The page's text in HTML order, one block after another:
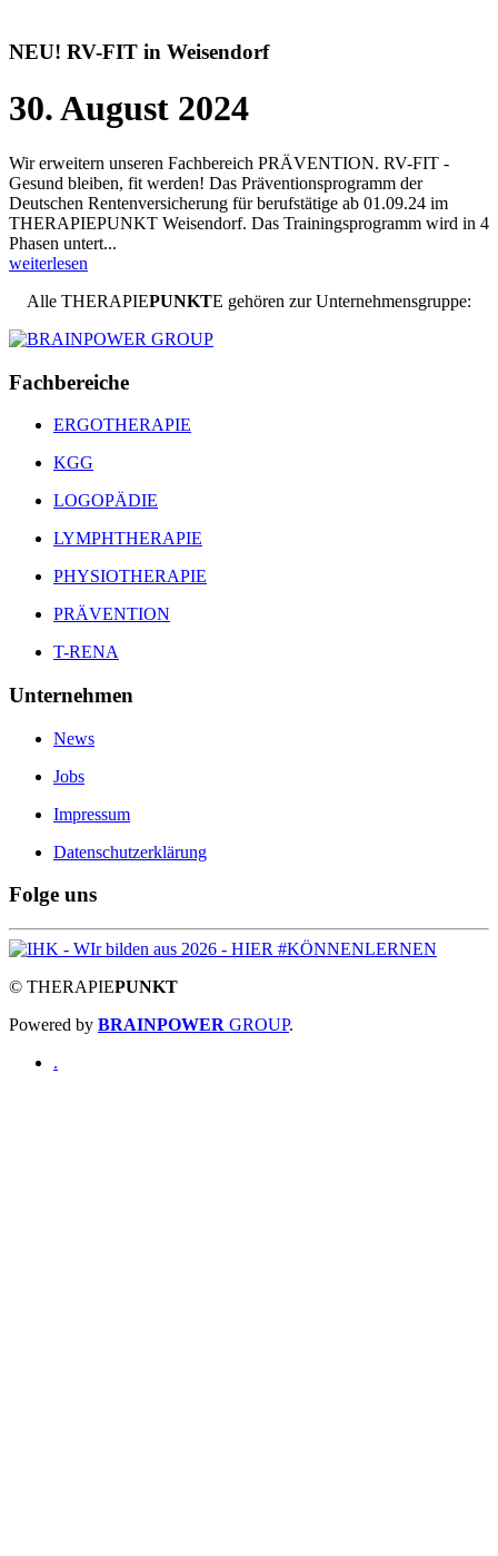
NEU! RV-FIT in Weisendorf
30. August 2024
Wir erweitern unseren Fachbereich PRÄVENTION. RV-FIT -
Gesund bleiben, fit werden! Das Präventionsprogramm der
Deutschen Rentenversicherung für berufstätige ab 01.09.24 im
THERAPIEPUNKT Weisendorf. Das Trainingsprogramm wird in 4
Phasen untert...
weiterlesen
Alle THERAPIEPUNKTE gehören zur Unternehmensgruppe:
Fachbereiche
ERGOTHERAPIE
KGG
LOGOPÄDIE
LYMPHTHERAPIE
PHYSIOTHERAPIE
PRÄVENTION
T-RENA
Unternehmen
News
Jobs
Impressum
Datenschutzerklärung
Folge uns
© THERAPIEPUNKT
Powered by BRAINPOWER GROUP.
.